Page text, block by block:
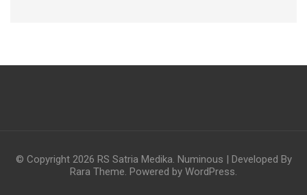
© Copyright 2026 RS Satria Medika. Numinous | Developed By
Rara Theme. Powered by WordPress.